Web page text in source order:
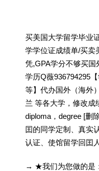
买美国大学留学毕业
学学位证成绩单/买卖
凭,GPA学分不够买国
学历Q薇936794295
等】代办国外（海外
兰 等各大学，修改成
diploma，degree [删
囯的同学定制、真实
认证、使馆留学回囯
→ ★我们为您做的是